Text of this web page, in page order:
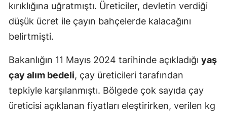
kırıklığına uğratmıştı. Üreticiler, devletin verdiği
düşük ücret ile çayın bahçelerde kalacağını
belirtmişti.
Bakanlığın 11 Mayıs 2024 tarihinde açıkladığı yaş
çay alım bedeli, çay üreticileri tarafından
tepkiyle karşılanmıştı. Bölgede çok sayıda çay
üreticisi açıklanan fiyatları eleştirirken, verilen kg